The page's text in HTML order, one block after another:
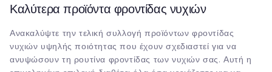
Καλύτερα προϊόντα φροντίδας νυχιών
Ανακαλύψτε την τελική συλλογή προϊόντων φροντίδας
νυχιών υψηλής ποιότητας που έχουν σχεδιαστεί για να
ανυψώσουν τη ρουτίνα φροντίδας των νυχιών σας. Αυτή η